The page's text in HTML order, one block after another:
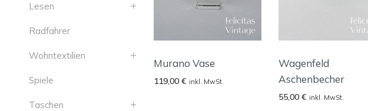
Murano Vase
119,00€ inkl. MwSt.
Wagenfeld
Aschenbecher
55,00€ inkl. MwSt.
Lesen
Radfahrer
Wohntextilien
Spiele
Taschen